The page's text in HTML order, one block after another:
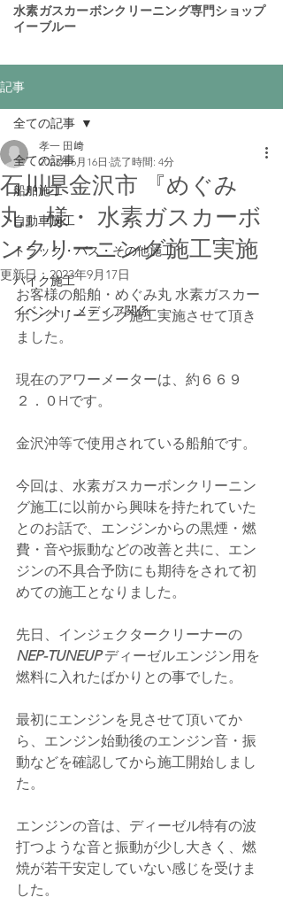
​水素ガスカーボンクリーニング専門ショップ
イーブルー
記事
全ての記事
船舶施工
自動車施工
トラック・バス・その他施工
バイク施工
イベント・メディア関係
全ての記事
石川県金沢市 『めぐみ
丸』様・ 水素ガスカーボ
ンクリーニング施工実施
孝一 田﨑
2023年6月16日 読了時間: 4分
更新日：2023年9月17日
お客様の船舶・めぐみ丸 水素ガスカー
ボンクリーニング施工実施させて頂き
ました。
現在のアワーメーターは、約６６９
２．０Hです。
金沢沖等で使用されている船舶です。
今回は、水素ガスカーボンクリーニン
グ施工に以前から興味を持たれていた
とのお話で、エンジンからの黒煙・燃
費・音や振動などの改善と共に、エン
ジンの不具合予防にも期待をされて初
めての施工となりました。
先日、インジェクタークリーナーの
NEP-TUNEUP ディーゼルエンジン用を
燃料に入れたばかりとの事でした。
最初にエンジンを見させて頂いてか
ら、エンジン始動後のエンジン音・振
動などを確認してから施工開始しまし
た。
エンジンの音は、ディーゼル特有の波
打つような音と振動が少し大きく、燃
焼が若干安定していない感じを受けま
した。